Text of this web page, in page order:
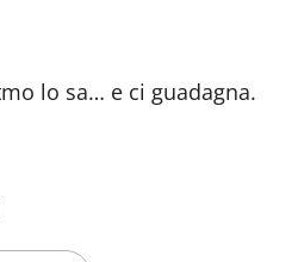
lo sa… e ci guadagna.